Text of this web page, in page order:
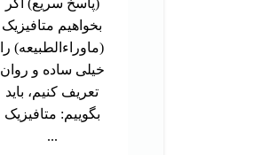
(پاسخ سریع) اگر
بخواهیم متافیزیک
(ماوراءالطبیعه) را
خیلی ساده و روان
تعریف کنیم، باید
بگوییم: متافیزیک
...